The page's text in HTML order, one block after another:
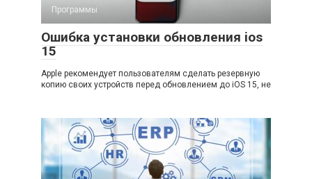
Программы
Ошибка установки обновления ios
15
Apple рекомендует пользователям сделать резервную
копию своих устройств перед обновлением до iOS 15, не